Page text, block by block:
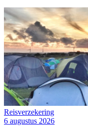
Reisverzekering
6 augustus 2026